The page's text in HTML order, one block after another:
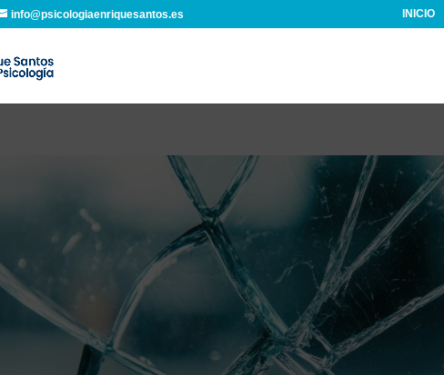
info@psicologiaenriquesantos.es INICIO